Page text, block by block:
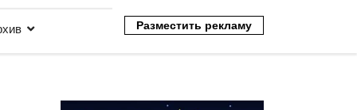
Разместить рекламу